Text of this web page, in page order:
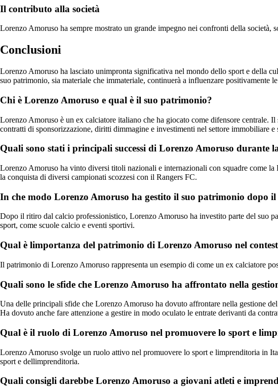
Il contributo alla società
Lorenzo Amoruso ha sempre mostrato un grande impegno nei confronti della
Conclusioni
Lorenzo Amoruso ha lasciato unimpronta significativa nel mondo dello sport e della
suo patrimonio, sia materiale che immateriale, continuerà a influenzare positivamente
Chi è Lorenzo Amoruso e qual è il suo patrimonio?
Lorenzo Amoruso è un ex calciatore italiano che ha giocato come difensore centrale.
contratti di sponsorizzazione, diritti dimmagine e investimenti nel settore immobiliare e
Quali sono stati i principali successi di Lorenzo Amoruso durante
Lorenzo Amoruso ha vinto diversi titoli nazionali e internazionali con squadre come
la conquista di diversi campionati scozzesi con il Rangers FC.
In che modo Lorenzo Amoruso ha gestito il suo patrimonio dopo
Dopo il ritiro dal calcio professionistico, Lorenzo Amoruso ha investito parte del suo
sport, come scuole calcio e eventi sportivi.
Qual è limportanza del patrimonio di Lorenzo Amoruso nel
Il patrimonio di Lorenzo Amoruso rappresenta un esempio di come un ex calciatore
Quali sono le sfide che Lorenzo Amoruso ha affrontato nella
Una delle principali sfide che Lorenzo Amoruso ha dovuto affrontare nella gestione
Ha dovuto anche fare attenzione a gestire in modo oculato le entrate derivanti da
Qual è il ruolo di Lorenzo Amoruso nel promuovere lo sport e
Lorenzo Amoruso svolge un ruolo attivo nel promuovere lo sport e limprenditoria in
sport e dellimprenditoria.
Quali consigli darebbe Lorenzo Amoruso a giovani atleti e